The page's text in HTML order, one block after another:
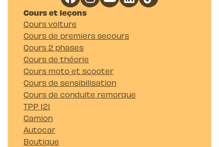
Cours et leçons
Cours voiture
Cours de premiers secours
Cours 2 phases
Cours de théorie
Cours moto et scooter
Cours de sensibilisation
Cours de conduite remorque
TPP 121
Camion
Autocar
Boutique